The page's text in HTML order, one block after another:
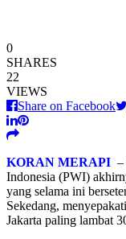
0
SHARES
22
VIEWS
Share on Facebook
KORAN MERAPI –
Indonesia (PWI)
yang selama ini
Sekedang,
Jakarta paling lambat